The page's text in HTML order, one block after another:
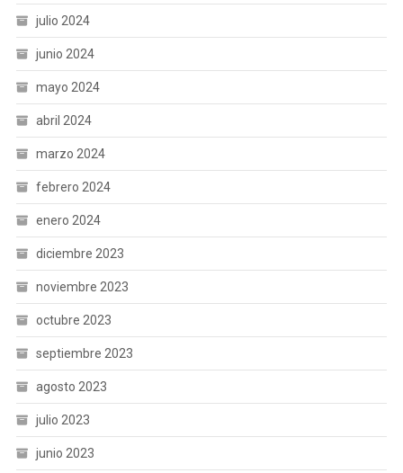
julio 2024
junio 2024
mayo 2024
abril 2024
marzo 2024
febrero 2024
enero 2024
diciembre 2023
noviembre 2023
octubre 2023
septiembre 2023
agosto 2023
julio 2023
junio 2023